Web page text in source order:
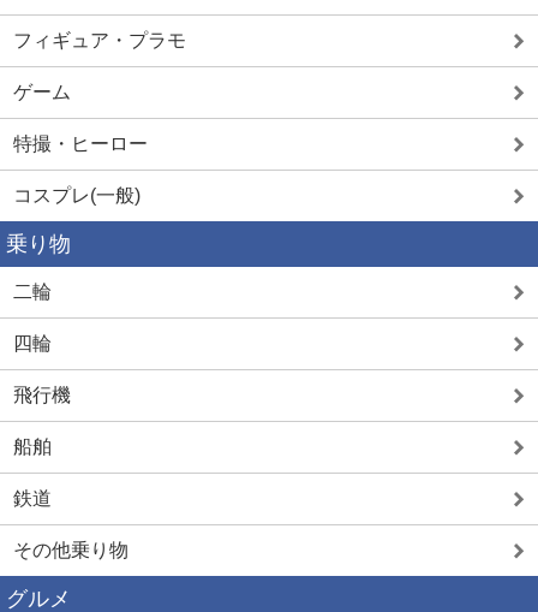
フィギュア・プラモ
ゲーム
特撮・ヒーロー
コスプレ(一般)
乗り物
二輪
四輪
飛行機
船舶
鉄道
その他乗り物
グルメ